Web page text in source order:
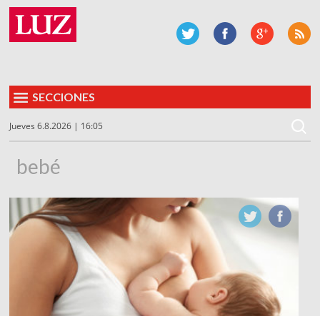
SECCIONES
Jueves 6.8.2026 | 16:05
bebé